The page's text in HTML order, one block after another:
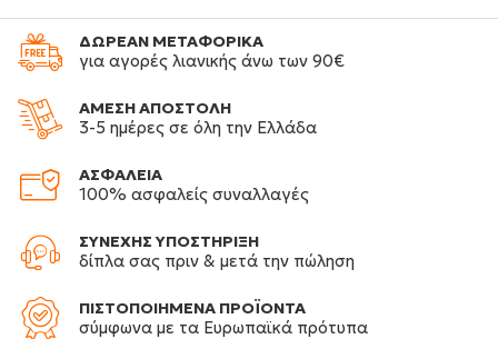
ΔΩΡΕΑΝ ΜΕΤΑΦΟΡΙΚΑ
για αγορές λιανικής άνω των 90€
ΑΜΕΣΗ ΑΠΟΣΤΟΛΗ
3-5 ημέρες σε όλη την Ελλάδα
ΑΣΦΑΛΕΙΑ
100% ασφαλείς συναλλαγές
ΣΥΝΕΧΗΣ ΥΠΟΣΤΗΡΙΞΗ
δίπλα σας πριν & μετά την πώληση
ΠΙΣΤΟΠΟΙΗΜΕΝΑ ΠΡΟΪΟΝΤΑ
σύμφωνα με τα Ευρωπαϊκά πρότυπα